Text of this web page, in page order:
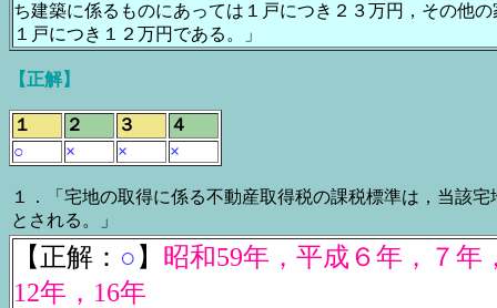
ち建築に係るものにあっては１戸につき２３万円，その他
１戸につき１２万円である。」
【正解】
１ ２ ３
４
○
× × ×
１．「宅地の取得に係る不動産取得税の課税標準は，当該
とされる。」
【正解： ○ 】 昭和59年，平成６年，７年
12年，16年